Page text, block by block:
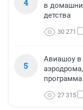
4
в
детства
30 271
5
Авиашоу в
27 315